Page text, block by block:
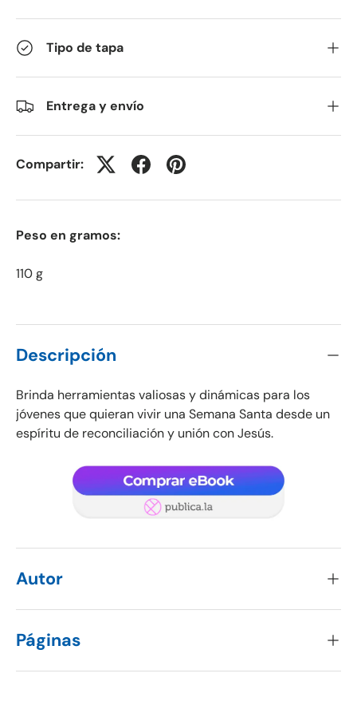
Tipo de tapa
Entrega y envío
Compartir:
Peso en gramos:
110 g
Descripción
Brinda herramientas valiosas y dinámicas para los
jóvenes que quieran vivir una Semana Santa desde un
espíritu de reconciliación y unión con Jesús.
Autor
Páginas